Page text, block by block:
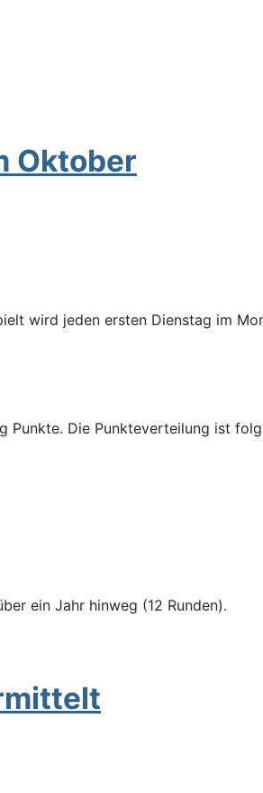
Oktober
wird jeden ersten Dienstag im
Punkte. Die Punkteverteilung ist
ein Jahr hinweg (12 Runden).